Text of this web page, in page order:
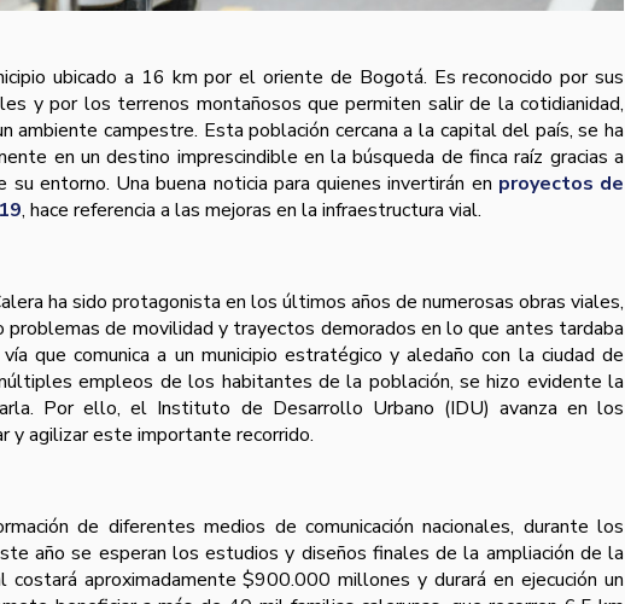
ubicado a 16 km por el oriente de Bogotá. Es reconocido por sus
y por los terrenos montañosos que permiten salir de la cotidianidad,
ambiente campestre. Esta población cercana a la capital del país, se ha
en un destino imprescindible en la búsqueda de finca raíz gracias a
su entorno. Una buena noticia para quienes invertirán en proyectos de
, hace referencia a las mejoras en la infraestructura vial.
ha sido protagonista en los últimos años de numerosas obras viales,
problemas de movilidad y trayectos demorados en lo que antes tardaba
que comunica a un municipio estratégico y aledaño con la ciudad de
empleos de los habitantes de la población, se hizo evidente la
Por ello, el Instituto de Desarrollo Urbano (IDU) avanza en los
y agilizar este importante recorrido.
de diferentes medios de comunicación nacionales, durante los
año se esperan los estudios y diseños finales de la ampliación de la
costará aproximadamente $900.000 millones y durará en ejecución un